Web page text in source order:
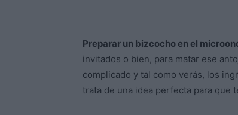
Preparar un bizcocho en el
invitados o bien, para matar ese
complicado y tal como verás, los
trata de una idea perfecta para que